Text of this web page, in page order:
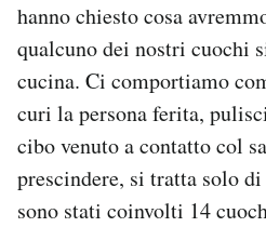
hanno chiesto cosa
qualcuno dei nostri cuochi
cucina. Ci comportiamo
curi la persona ferita,
cibo venuto a contatto col
prescindere, si tratta solo
sono stati coinvolti 14